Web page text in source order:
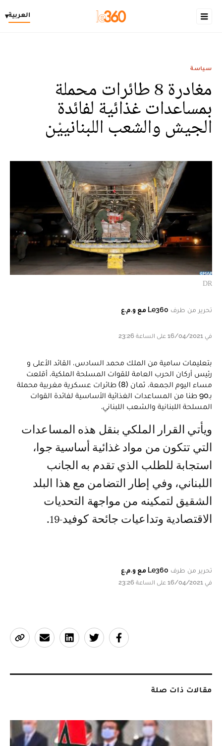
العربية▾
سياسة
مغادرة 8 طائرات محملة
بمساعدات غذائية لفائدة
الجيش والشعب اللبنانييْن
DR
تحرير من طرف Le360 مع و.م.ع
في 16/04/2021 على الساعة 23:26
بتعليمات سامية من الملك محمد السادس، القائد الأعلى و
رئيس أركان الحرب العامة للقوات المسلحة الملكية، أقلعت
مساء اليوم الجمعة، ثمان (8) طائرات عسكرية مغربية محملة
بـ90 طنا من المساعدات الغذائية الأساسية لفائدة القوات
المسلحة اللبنانية والشعب اللبناني.
ويأتي القرار الملكي بنقل هذه المساعدات
التي تتكون من مواد غذائية أساسية جوا،
استجابة للطلب الذي تقدم به الجانب
اللبناني، وفي إطار التضامن مع هذا البلد
الشقيق لتمكينه من مواجهة التحديات
الاقتصادية وتداعيات جائحة كوفيد-19.
تحرير من طرف Le360 مع و.م.ع
في 16/04/2021 على الساعة 23:26
مقالات ذات صلة